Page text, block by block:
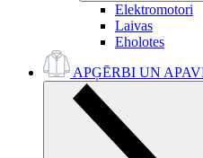
Elektromotori
Laivas
Eholotes
APĢĒRBI UN